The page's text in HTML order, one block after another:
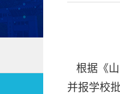
根据《山
并报学校